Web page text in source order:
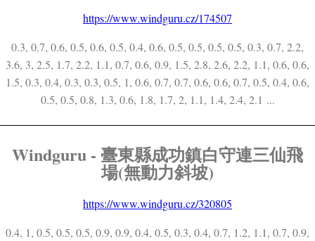
https://www.windguru.cz/174507
0.3, 0.7, 0.6, 0.5, 0.6, 0.5, 0.4, 0.6, 0.5, 0.5, 0.5, 0.5, 0.3, 0.7, 2.2,
3.6, 3, 2.5, 1.7, 2.2, 1.1, 0.7, 0.6, 0.9, 1.5, 2.8, 2.6, 2.2, 1.1, 0.6, 0.6,
1.5, 0.3, 0.4, 0.3, 0.3, 0.5, 1, 0.6, 0.7, 0.7, 0.6, 0.6, 0.7, 0.5, 0.4, 0.6,
0.5, 0.5, 0.8, 1.3, 0.6, 1.8, 1.7, 2, 1.1, 1.4, 2.4, 2.1 ...
Windguru - 臺東縣成功鎮白守連三仙飛
場(無動力斜坡)
https://www.windguru.cz/320805
0.4, 1, 0.5, 0.5, 0.5, 0.9, 0.9, 0.4, 0.5, 0.3, 0.4, 0.7, 1.2, 1.1, 0.7, 0.9,